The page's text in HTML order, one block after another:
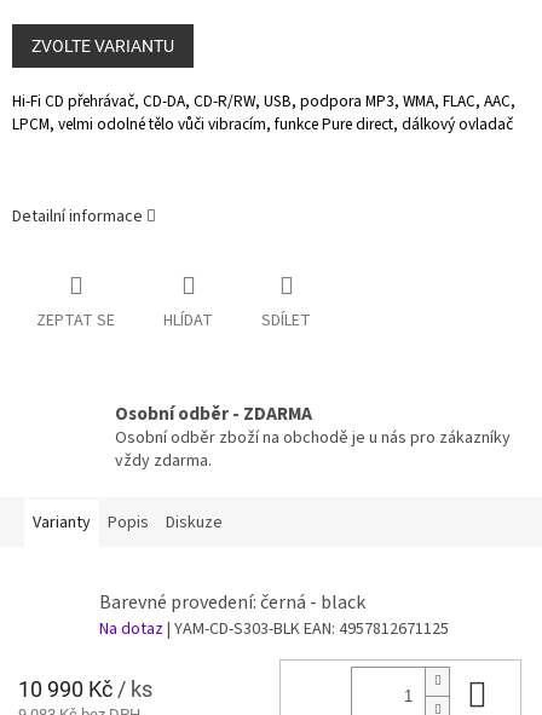
Měrná
cena:
ZVOLTE VARIANTU
Hi-Fi CD přehrávač, CD-DA, CD-R/RW, USB, podpora MP3, WMA, FLAC, AAC,
LPCM, velmi odolné tělo vůči vibracím, funkce Pure direct, dálkový ovladač
Detailní informace
ZEPTAT SE HLÍDAT SDÍLET
Osobní odběr - ZDARMA
Osobní odběr zboží na obchodě je u nás pro zákazníky
vždy zdarma.
Varianty Popis Diskuze
Barevné provedení: černá - black
Na dotaz| YAM-CD-S303-BLKEAN: 4957812671125
10 990 Kč / ks